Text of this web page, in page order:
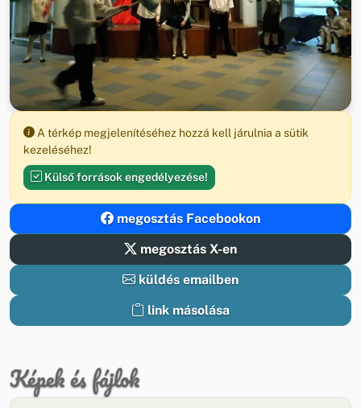
A térkép megjelenítéséhez hozzá kell járulnia a sütik
kezeléséhez!
Külső források engedélyezése!
megosztás Facebookon
megosztás X-en
küldés emailben
link másolása
Képek és fájlok